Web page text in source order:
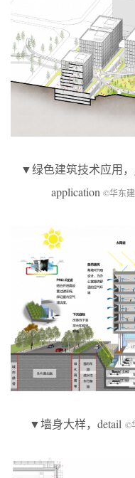
▼绿色建筑技术应用，
application ©华东
▼墙身大样，detail ©